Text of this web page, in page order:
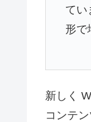
てい
形で
新しく
コンテ